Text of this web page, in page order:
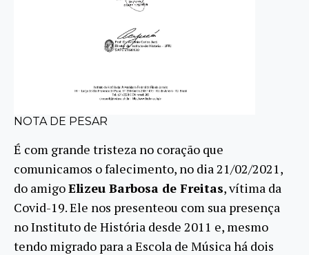
NOTA DE PESAR
É com grande tristeza no coração que
comunicamos o falecimento, no dia 21/02/2021,
do amigoElizeu Barbosa de Freitas, vítima da
Covid-19. Ele nos presenteou com sua presença
no Instituto de História desde 2011 e, mesmo
tendo migrado para a Escola de Música há dois